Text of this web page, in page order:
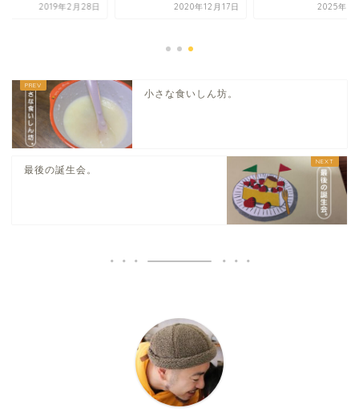
2019年2月28日 2020年12月17日 2025年6
小さな食いしん坊。
最後の誕生会。